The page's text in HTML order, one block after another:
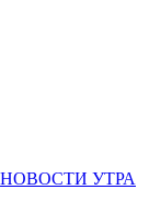
НОВОСТИ УТРА